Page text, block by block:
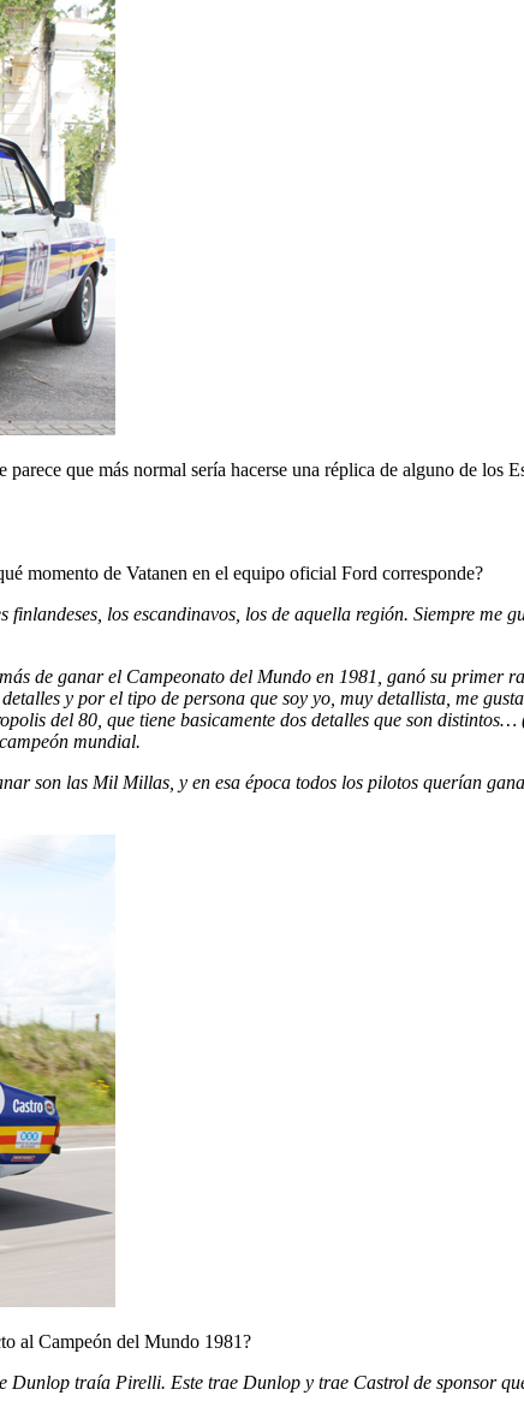
que más normal sería hacerse una réplica de alguno de los
momento de Vatanen en el equipo oficial Ford corresponde?
los escandinavos, los de aquella región. Siempre me
de ganar el Campeonato del Mundo en 1981, ganó su primer
y por el tipo de persona que soy yo, muy detallista, me
del 80, que tiene basicamente dos detalles que son
mundial.
son las Mil Millas, y en esa época todos los pilotos querían
al Campeón del Mundo 1981?
traía Pirelli. Este trae Dunlop y trae Castrol de sponsor